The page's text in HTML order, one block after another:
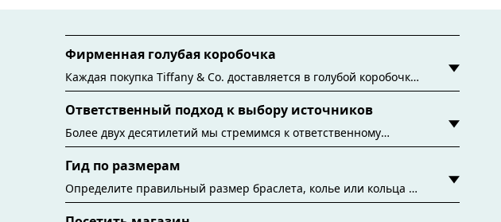
Фирменная голубая коробочка
Каждая покупка Tiffany & Co. доставляется в голубой коробочке
Tiffany. Хотя эта знаменитая упаковка уходит корнями в
1886 год, сегодня все фирменные голубые коробочки и пакеты
изготавливаются из бумаги из экологичных источников и
переработанных матер
Ответственный подход к выбору источников
Более двух десятилетий мы стремимся к ответственному
выбору источников драгоценных материалов, используемых в
наших украшениях. Подробнее
Гид по размерам
Определите правильный размер браслета, колье или кольца с
помощью гида по размерам Tiffany & Co.